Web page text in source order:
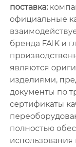
поставка:
официальные
бренда FAIK и
являются
изделиями,
документы по
сертификаты
полностью
использования